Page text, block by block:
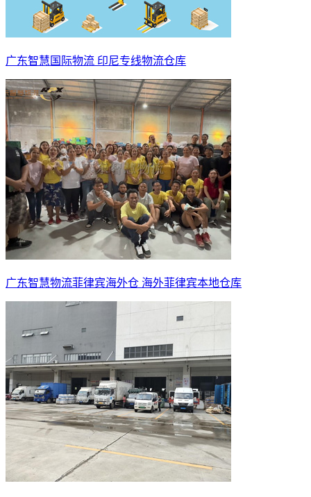
广东智慧国际物流 印尼专线物流仓库
广东智慧物流菲律宾海外仓 海外菲律宾本地仓库